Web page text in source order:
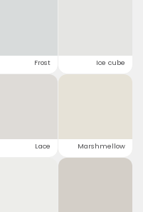
Frost Ice cube
Lace Marshmellow